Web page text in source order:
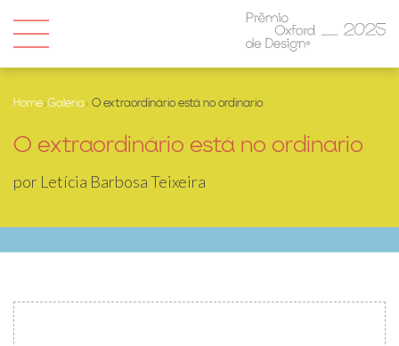
Home›Galeria› O extraordinário está no ordinario
O extraordinário está no ordinario
por Letícia Barbosa Teixeira